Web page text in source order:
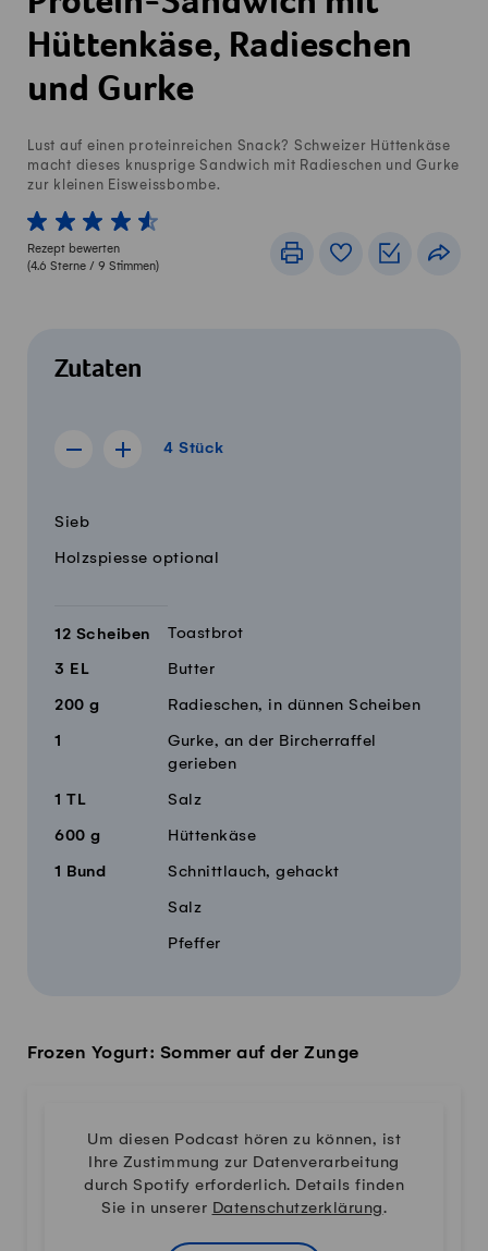
Hüttenkäse, Radieschen
und Gurke
Lust auf einen proteinreichen Snack? Schweizer Hüttenkäse
macht dieses knusprige Sandwich mit Radieschen und Gurke
zur kleinen Eisweissbombe.
1 von 5 Sterne
2 von 5 Sterne
3 von 5 Sterne
4 von 5 Sterne
5 von 5 Sterne
Rezept bewerten
(4.6 Sterne / 9 Stimmen)
DruckenRezeptbuch
Zutaten
Rezept für 3 Stück anzeigen
Rezept für 5 Stück anzeigen
4 Stück
Menge
Sieb
Holzspiesse optional
12 Scheiben Toastbrot
3 EL Butter
200 g Radieschen, in dünnen Scheiben
1
Gurke, an der Bircherraffel
gerieben
1 TL Salz
600 g Hüttenkäse
1 Bund Schnittlauch, gehackt
Salz
Pfeffer
Frozen Yogurt: Sommer auf der Zunge
Um diesen Podcast hören zu können, ist
Ihre Zustimmung zur Datenverarbeitung
durch Spotify erforderlich. Details finden
Sie in unserer Datenschutzerklärung.